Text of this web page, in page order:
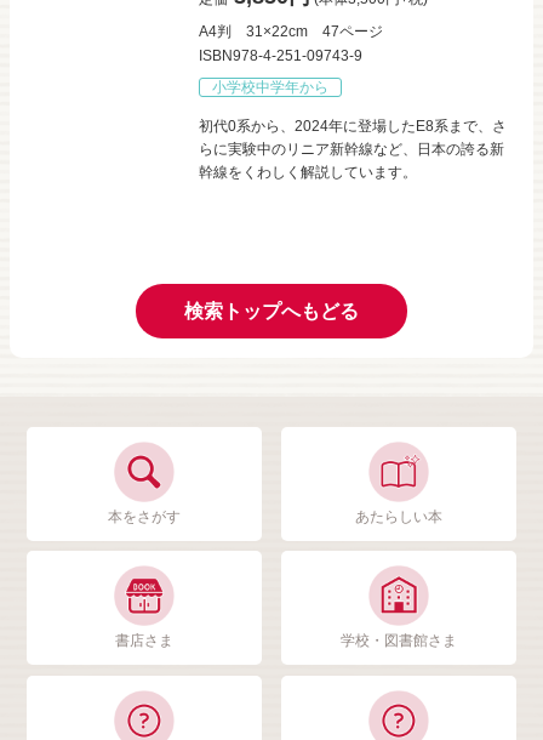
A4判
31×22cm
47ページ
ISBN978-4-251-09743-9
小学校中学年から
初代0系から、2024年に登場したE8系まで、さ
らに実験中のリニア新幹線など、日本の誇る新
幹線をくわしく解説しています。
検索トップへもどる
本をさがす あたらしい本
書店さま 学校・図書館さま